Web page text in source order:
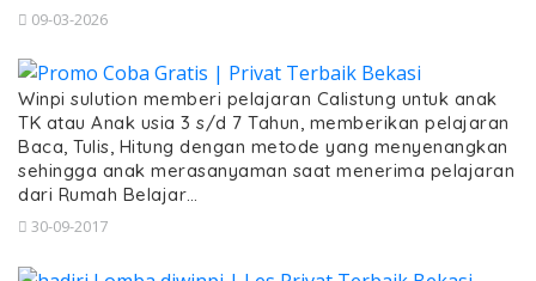
09-03-2026
Winpi sulution memberi pelajaran Calistung untuk anak
TK atau Anak usia 3 s/d 7 Tahun, memberikan pelajaran
Baca, Tulis, Hitung dengan metode yang menyenangkan
sehingga anak merasanyaman saat menerima pelajaran
dari Rumah Belajar…
30-09-2017